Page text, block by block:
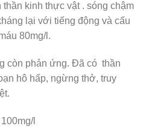
kinh thực vật . sóng chậm
lại với tiếng động và cấu
80mg/l.
còn phản ứng. Đã có thần
hô hấp, ngừng thở, truy
l